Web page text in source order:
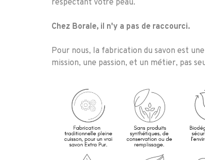
respectant votre peau.
Chez Borale, il n'y a pas de raccourci.
Pour nous, la fabrication du savon est
mission, une passion, et un métier, pas